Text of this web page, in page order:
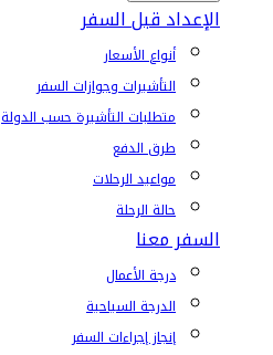
الإعداد قبل السفر
أنواع الأسعار
التأشيرات وجوازات السفر
متطلبات التأشيرة حسب الدولة
طرق الدفع
مواعيد الرحلات
حالة الرحلة
السفر معنا
درجة الأعمال
الدرجة السياحية
إنجاز إجراءات السفر